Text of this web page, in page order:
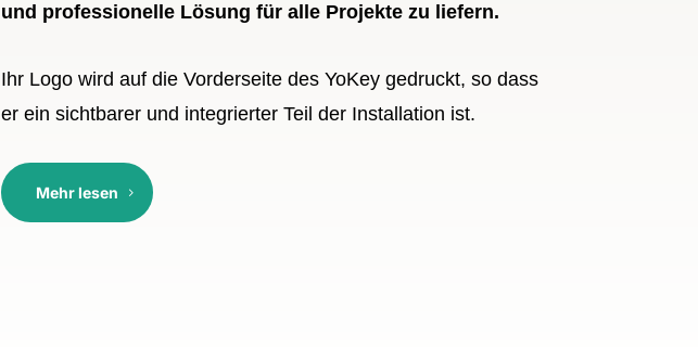
und professionelle Lösung für alle Projekte zu liefern.
Ihr Logo wird auf die Vorderseite des YoKey gedruckt, so dass
er ein sichtbarer und integrierter Teil der Installation ist.
Mehr lesen